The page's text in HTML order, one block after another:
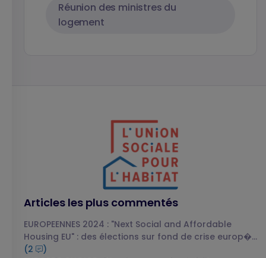
Réunion des ministres du
logement
Articles les plus commentés
EUROPEENNES 2024 : "Next Social and Affordable
Housing EU" : des élections sur fond de crise europ�...
(2
)